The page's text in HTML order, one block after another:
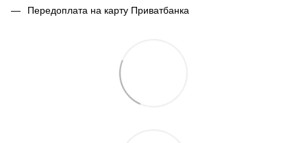
Передоплата на карту Приватбанка